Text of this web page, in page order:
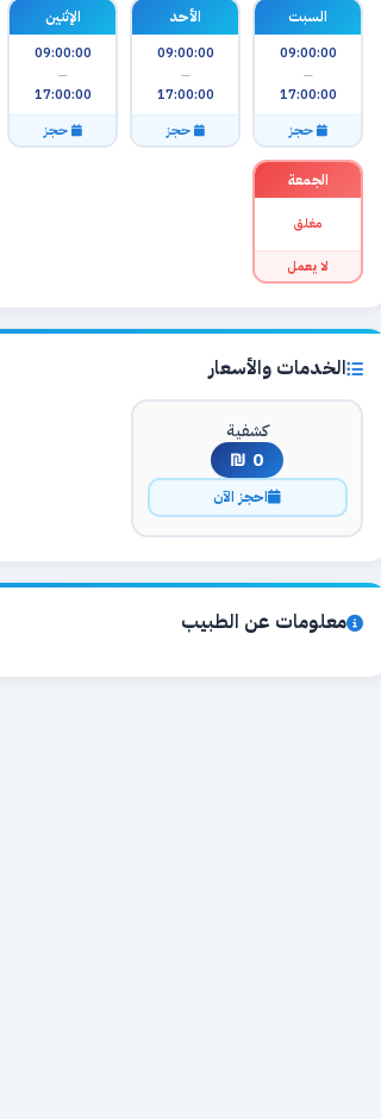
السبت
09:00:00
—
17:00:00
حجز
الأحد
09:00:00
—
17:00:00
حجز
الإثنين
09:00:00
—
17:00:00
حجز
الجمعة
مغلق
لا يعمل
الخدمات والأسعار
كشفية
0 ₪
احجز الآن
معلومات عن الطبيب